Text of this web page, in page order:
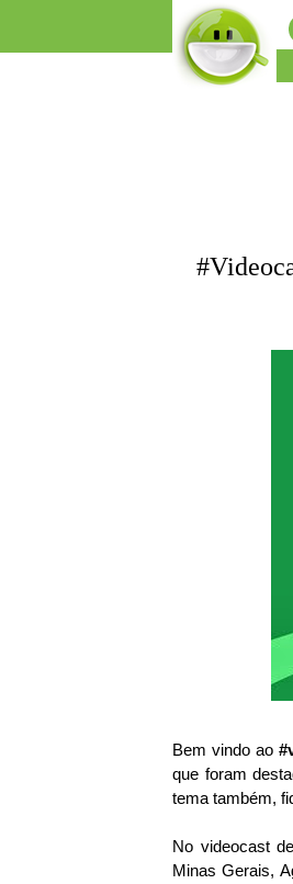
Bem vindo ao
que foram
tema também,
No videocast
Minas Gerais,